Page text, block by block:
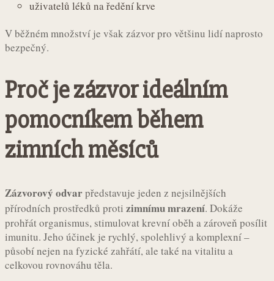
uživatelů léků na ředění krve
V běžném množství je však zázvor pro většinu lidí naprosto
bezpečný.
Proč je zázvor ideálním
pomocníkem během
zimních měsíců
Zázvorový odvarpředstavuje jeden z nejsilnějších
přírodních prostředků proti zimnímu mrazení. Dokáže
prohřát organismus, stimulovat krevní oběh a zároveň posílit
imunitu. Jeho účinek je rychlý, spolehlivý a komplexní –
působí nejen na fyzické zahřátí, ale také na vitalitu a
celkovou rovnováhu těla.